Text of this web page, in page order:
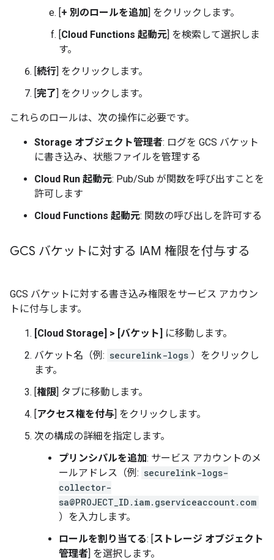
[+ 別のロールを追加] をクリックします。
[Cloud Functions 起動元] を検索して選択しま
す。
[続行] をクリックします。
[完了] をクリックします。
これらのロールは、次の操作に必要です。
Storage オブジェクト管理者: ログを GCS バケット
に書き込み、状態ファイルを管理する
Cloud Run 起動元: Pub/Sub が関数を呼び出すことを
許可します
Cloud Functions 起動元: 関数の呼び出しを許可する
GCS バケットに対する IAM 権限を付与する
GCS バケットに対する書き込み権限をサービス アカウン
トに付与します。
[Cloud Storage] > [バケット] に移動します。
バケット名（例: securelink-logs ）をクリックし
ます。
[権限] タブに移動します。
[アクセス権を付与] をクリックします。
次の構成の詳細を指定します。
プリンシパルを追加: サービス アカウントのメ
ールアドレス（例: securelink-logs-
collector-
sa@PROJECT_ID.iam.gserviceaccount.com
）を入力します。
ロールを割り当てる: [ストレージ オブジェクト
管理者] を選択します。